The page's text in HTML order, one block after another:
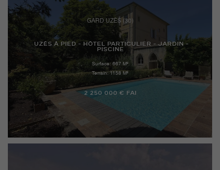
GARD UZÈS (30)
UZÈS À PIED - HÔTEL PARTICULIER - JARDIN -
PISCINE
Surface: 667 M²
Terrain: 1158 M²
2 250 000 € FAI